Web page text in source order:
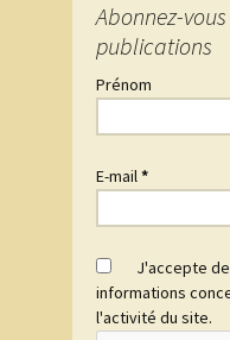
Formation en ligne
Astrologie
Abonnez-
publications
Prénom
E-mail*
J'accepte de
informations
l'activité du site.